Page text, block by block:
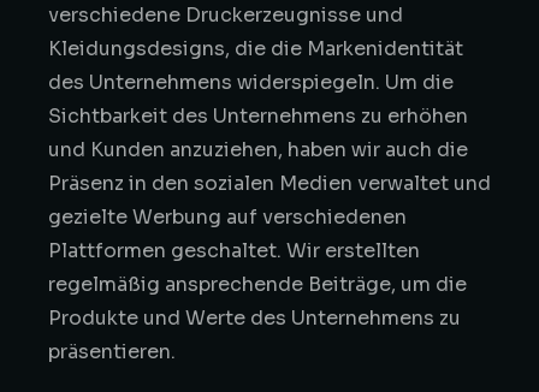
verschiedene Druckerzeugnisse und
Kleidungsdesigns, die die Markenidentität
des Unternehmens widerspiegeln. Um die
Sichtbarkeit des Unternehmens zu erhöhen
und Kunden anzuziehen, haben wir auch die
Präsenz in den sozialen Medien verwaltet und
gezielte Werbung auf verschiedenen
Plattformen geschaltet. Wir erstellten
regelmäßig ansprechende Beiträge, um die
Produkte und Werte des Unternehmens zu
präsentieren.